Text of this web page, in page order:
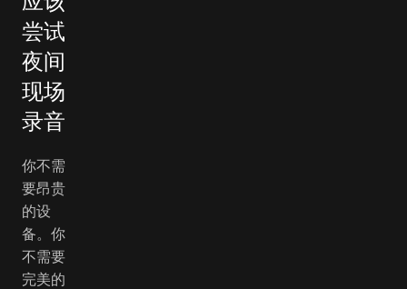
尝试
夜间
现场
录音
你不需
要昂贵
的设
备。你
不需要
完美的